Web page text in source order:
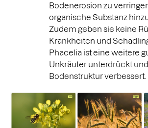
Bodenerosion zu
organische Substanz
Zudem geben sie keine
Krankheiten und
Phacelia ist eine weitere
Unkräuter unterdrückt
Bodenstruktur verbessert.